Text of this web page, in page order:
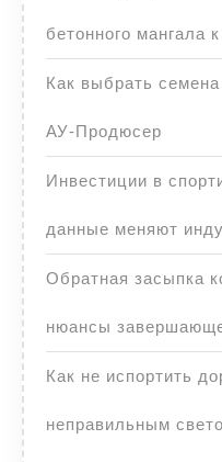
бетонного мангала
Как выбрать
АУ-Продюсер
Инвестиции в
данные меняют
Обратная засыпка
нюансы
Как не испортить
неправильным